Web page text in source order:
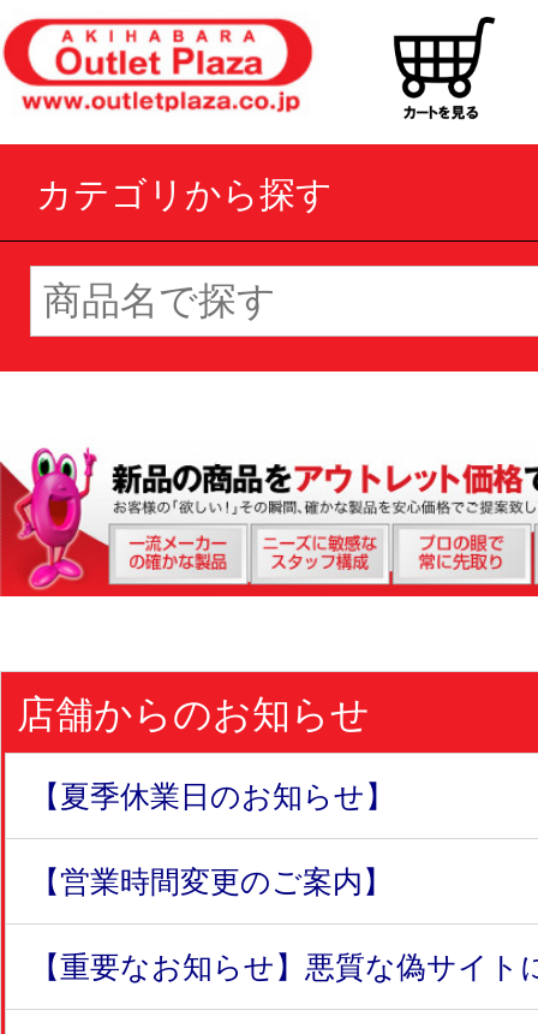
カテゴリから探す
店舗からのお知らせ
【夏季休業日のお知らせ】
【営業時間変更のご案内】
【重要なお知らせ】悪質な偽サイト